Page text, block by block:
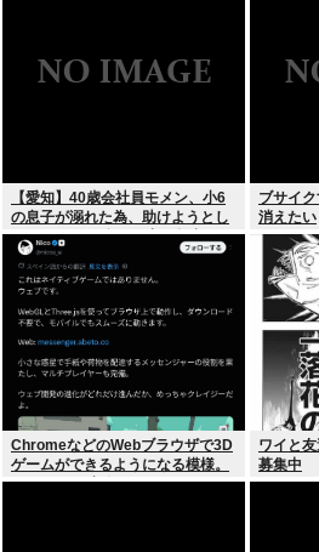
【愛知】40歳会社員モメン、小6
の息子が溺れた為、助けようとし
て溺れる なお息子は妻が救出
ブサイ
消えたい
ChromeなどのWebブラウザで3D
ゲームができるようになる模様。
Windowsは完全不要に
ワイと
募集中